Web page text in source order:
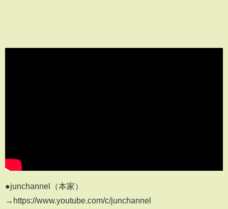
●junchannel（本家）
→https://www.youtube.com/c/junchannel